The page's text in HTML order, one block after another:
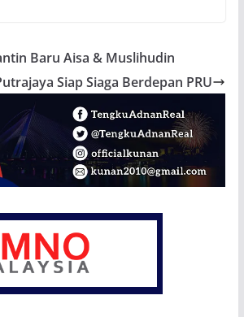
Baru Aisa & Muslihudin
Siap Siaga Berdepan PRU